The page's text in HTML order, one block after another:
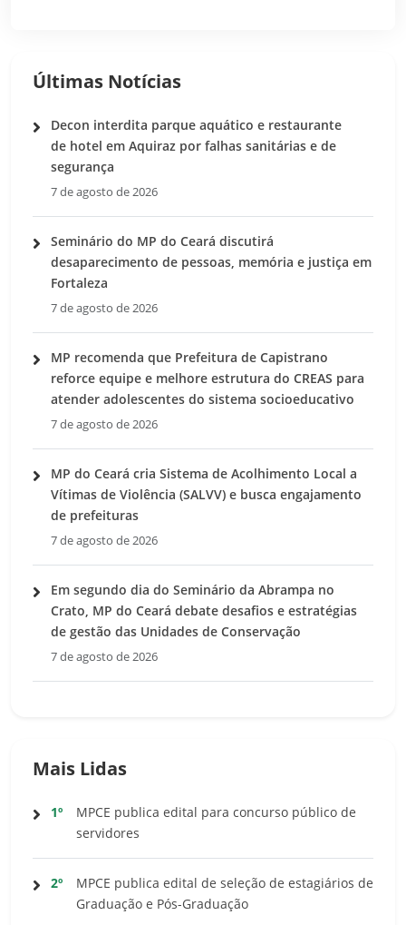
Últimas Notícias
Decon interdita parque aquático e restaurante
de hotel em Aquiraz por falhas sanitárias e de
segurança
7 de agosto de 2026
Seminário do MP do Ceará discutirá
desaparecimento de pessoas, memória e justiça em
Fortaleza
7 de agosto de 2026
MP recomenda que Prefeitura de Capistrano
reforce equipe e melhore estrutura do CREAS para
atender adolescentes do sistema socioeducativo
7 de agosto de 2026
MP do Ceará cria Sistema de Acolhimento Local a
Vítimas de Violência (SALVV) e busca engajamento
de prefeituras
7 de agosto de 2026
Em segundo dia do Seminário da Abrampa no
Crato, MP do Ceará debate desafios e estratégias
de gestão das Unidades de Conservação
7 de agosto de 2026
Mais Lidas
1º
MPCE publica edital para concurso público de
servidores
2º
MPCE publica edital de seleção de estagiários de
Graduação e Pós-Graduação